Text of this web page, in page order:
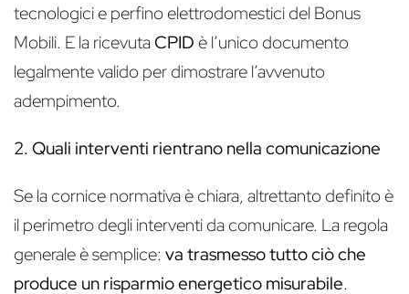
tecnologici e perfino elettrodomestici del Bonus
Mobili. E la ricevutaCPID è l’unico documento
legalmente valido per dimostrare l’avvenuto
adempimento.
2. Quali interventi rientrano nella comunicazione
Se la cornice normativa è chiara, altrettanto definito è
il perimetro degli interventi da comunicare. La regola
generale è semplice: va trasmesso tutto ciò che
produce un risparmio energetico misurabile.